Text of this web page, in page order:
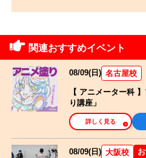
関連おすすめイベント
08/09(日) 名古屋校
【 アニメーター科
り講座」
詳しく見る
08/09(日) 大阪校